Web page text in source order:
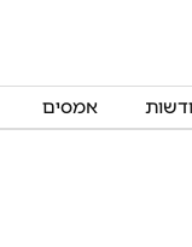
אמסים